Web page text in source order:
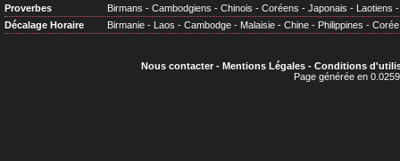
Proverbes
Birmans - Cambodgiens - Chinois - Coréens - Japonais - Laotiens
Décalage Horaire
Birmanie - Laos - Cambodge - Malaisie - Chine - Philippines - Corée
Nous contacter- Mentions Légales- Conditions
Page générée en